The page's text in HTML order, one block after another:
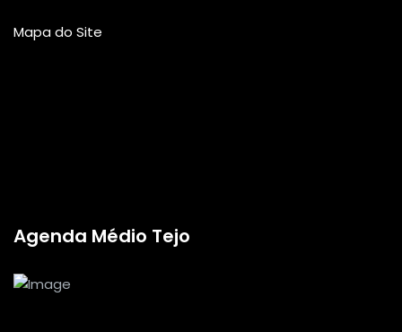
Mapa do Site
Agenda Médio Tejo